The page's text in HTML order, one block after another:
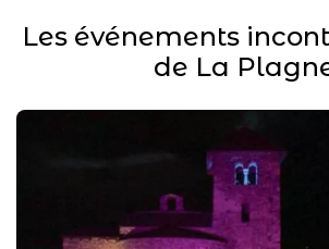
Les événements
de La